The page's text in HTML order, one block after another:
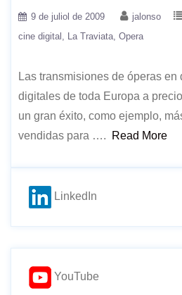
9 de juliol de 2009 jalonso
cine digital
La Traviata Opera
Las transmisiones de óperas
digitales de toda Europa a
un gran éxito, como ejemplo,
vendidas para ….
Read More
LinkedIn
YouTube